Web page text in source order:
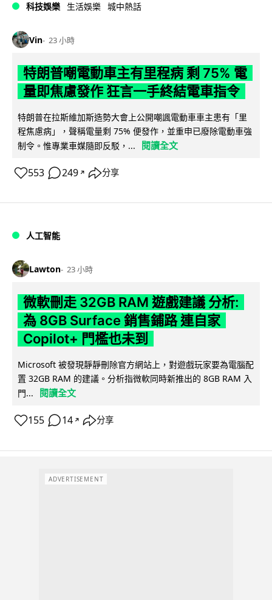
科技娛樂 生活娛樂 城中熱話
Vin 23 小時
特朗普嘲電動車主有里程病 剩 75% 電
量即焦慮發作 狂言一手終結電車指令
特朗普在拉斯維加斯造勢大會上公開嘲諷電動車車主患有「里
程焦慮病」，聲稱電量剩 75% 便發作，並重申已廢除電動車強
制令。惟專業車媒隨即反駁，...
閱讀全文
553 249 ↗ 分享
人工智能
Lawton 23 小時
微軟刪走 32GB RAM 遊戲建議 分析:
為 8GB Surface 銷售鋪路 連自家
Copilot+ 門檻也未到
Microsoft 被發現靜靜刪除官方網站上，對遊戲玩家要為電腦配
置 32GB RAM 的建議。分析指微軟同時新推出的 8GB RAM 入
門...
閱讀全文
155 14 ↗ 分享
ADVERTISEMENT